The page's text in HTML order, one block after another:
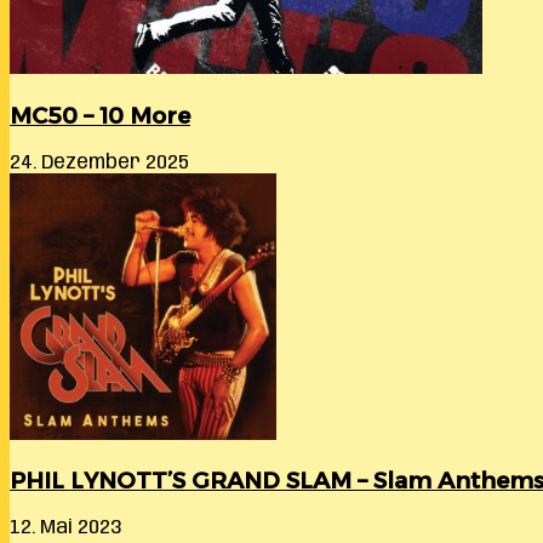
MC50 – 10 More
24. Dezember 2025
PHIL LYNOTT’S GRAND SLAM – Slam Anthems
12. Mai 2023